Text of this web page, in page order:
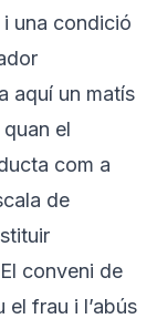
una condició
aquí un matís
el
com a
de
conveni de
frau i l’abús